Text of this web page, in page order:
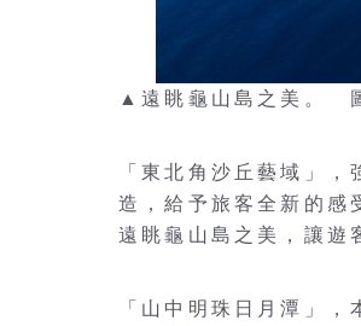
▲遠眺龜山島之美。
「東北角沙丘藝域」
造，給予旅客全新的感
遠眺龜山島之美，讓遊
「山中明珠日月潭」